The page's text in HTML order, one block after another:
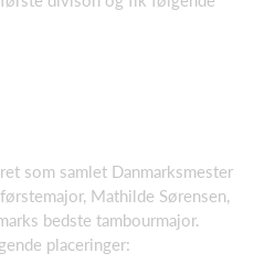
som samlet Danmarksmester
Mathilde Sørensen,
bedste tambourmajor.
placeringer: